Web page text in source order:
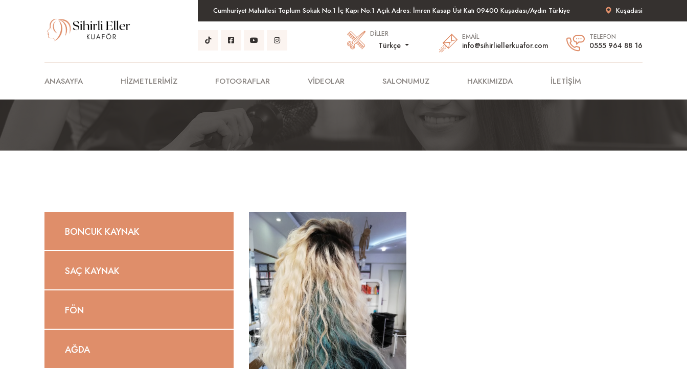
Cumhuriyet Mahallesi Toplum Sokak No:1 İç Kapı No:1 Açık Adres: İmren Kasap Üst Katı 09400 Kuşadası/Aydın Türkiye Kuşadasi
DILLER
Türkçe
EMAIL
info@sihirliellerkuafor.com
TELEFON
0555 964 88 16
ANASAYFA HIZMETLERIMIZ FOTOGRAFLAR VIDEOLAR SALONUMUZ HAKKIMIZDA İLETIŞIM
BONCUK KAYNAK
SAÇ KAYNAK
FÖN
AĞDA